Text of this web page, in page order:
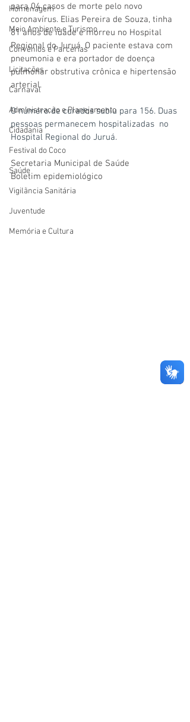
Homenagem
Meio Ambiente e Turismo
Convênios e Parcerias
Licitações
Carnaval
Administração e Planejamento
Cidadania
Festival do Coco
Saúde
Vigilãncia Sanitária
Juventude
Memória e Cultura
para 04 casos de morte pelo novo
coronavírus. Elias Pereira de Souza, tinha
81 anos de idade e morreu no Hospital
Regional do Juruá. O paciente estava com
pneumonia e era portador de doença
pulmonar obstrutiva crônica e hipertensão
arterial.
O número de curados subiu para 156. Duas
pessoas permanecem hospitalizadas  no
Hospital Regional do Juruá.
Secretaria Municipal de Saúde
Boletim epidemiológico